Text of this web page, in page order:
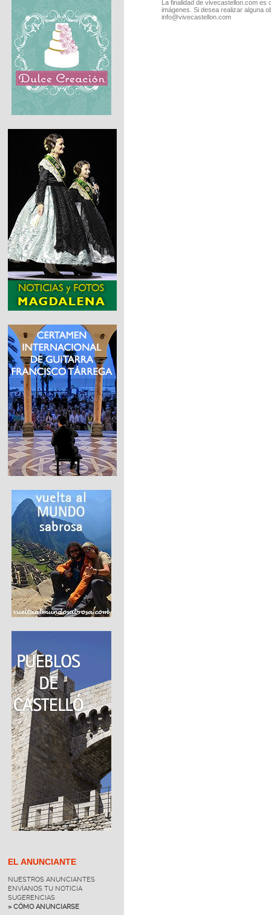
EL ANUNCIANTE
NUESTROS ANUNCIANTES
ENVÍANOS TU NOTICIA
SUGERENCIAS
» CÓMO ANUNCIARSE
La finalidad de vivecastellon.com
imágenes. Si desea realizar alguna
info@vivecastellon.com